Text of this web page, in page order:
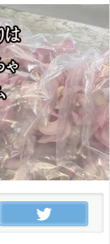
この動画をLINEで送る